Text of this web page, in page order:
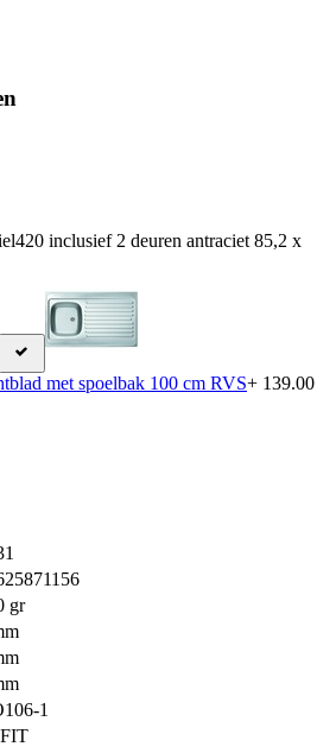
inclusief 2 deuren antraciet 85,2 x
met spoelbak 100 cm RVS+ 139.00
gr
1